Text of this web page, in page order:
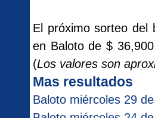
El próximo sorteo del
en Baloto de $
(Los valores son
Mas resultados
Baloto miércoles 29